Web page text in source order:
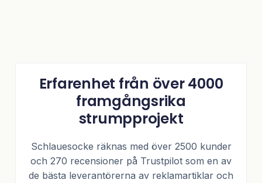
Erfarenhet från över 4000
framgångsrika
strumpprojekt
Schlauesocke räknas med över 2500 kunder
och 270 recensioner på Trustpilot som en av
de bästa leverantörerna av reklamartiklar och